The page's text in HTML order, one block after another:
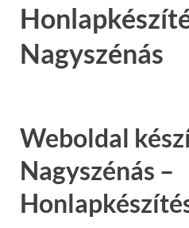
Nagyszénás
Weboldal
Nagyszénás –